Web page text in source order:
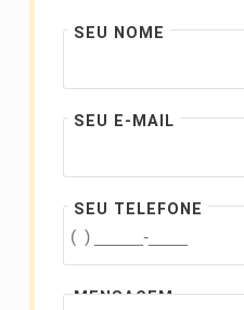
SEU NOME
SEU E-MAIL
SEU TELEFONE
MENSAGEM